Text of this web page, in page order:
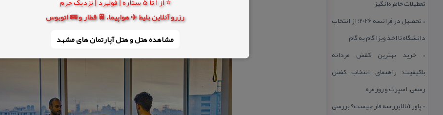
رزرو آنلاین بلیط ✈️ هواپیما، 🚆 قطار و 🚌 اتوبوس
مشاهده هتل و هتل‌ آپارتمان های مشهد
تعطیلات خاطره‌انگیز
::
تحصیل در فرانسه 2026؛ از انتخاب
دانشگاه تا اخذ ویزا گام به گام
::خرید بهترین كفش مردانه
باكیفیت؛ راهنمای انتخاب كفش
رسمی، اسپرت و روزمره
:: پاور آنالایزر سه فاز چیست؟ بررسی